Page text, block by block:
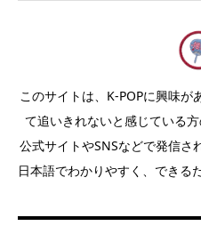
このサイトは、K-POPに興味
て追いきれないと感じている
公式サイトやSNSなどで発信さ
日本語でわかりやすく、できる